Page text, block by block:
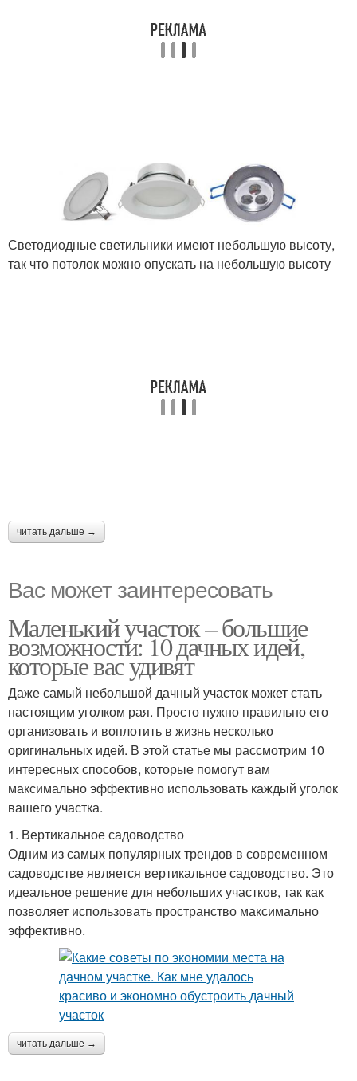
Светодиодные светильники имеют небольшую высоту,
так что потолок можно опускать на небольшую высоту
читать дальше →
Вас может заинтересовать
Маленький участок – большие
возможности: 10 дачных идей,
которые вас удивят
Даже самый небольшой дачный участок может стать
настоящим уголком рая. Просто нужно правильно его
организовать и воплотить в жизнь несколько
оригинальных идей. В этой статье мы рассмотрим 10
интересных способов, которые помогут вам
максимально эффективно использовать каждый уголок
вашего участка.
1. Вертикальное садоводство
Одним из самых популярных трендов в современном
садоводстве является вертикальное садоводство. Это
идеальное решение для небольших участков, так как
позволяет использовать пространство максимально
эффективно.
читать дальше →